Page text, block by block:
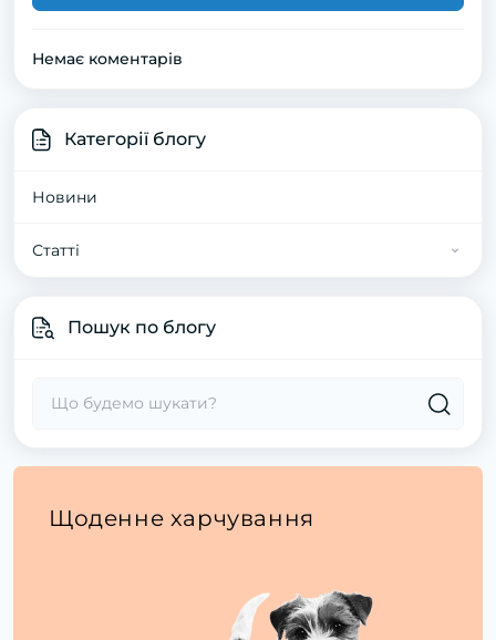
Немає коментарів
Категорії блогу
Новини
Статті
Пошук по блогу
Щоденне харчування